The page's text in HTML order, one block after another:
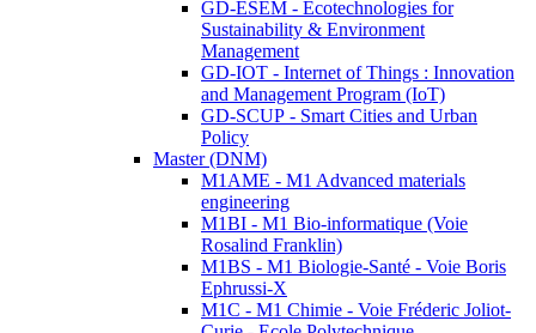
GD-ESEM - Ecotechnologies for
Sustainability & Environment
Management
GD-IOT - Internet of Things : Innovation
and Management Program (IoT)
GD-SCUP - Smart Cities and Urban
Policy
Master (DNM)
M1AME - M1 Advanced materials
engineering
M1BI - M1 Bio-informatique (Voie
Rosalind Franklin)
M1BS - M1 Biologie-Santé - Voie Boris
Ephrussi-X
M1C - M1 Chimie - Voie Fréderic Joliot-